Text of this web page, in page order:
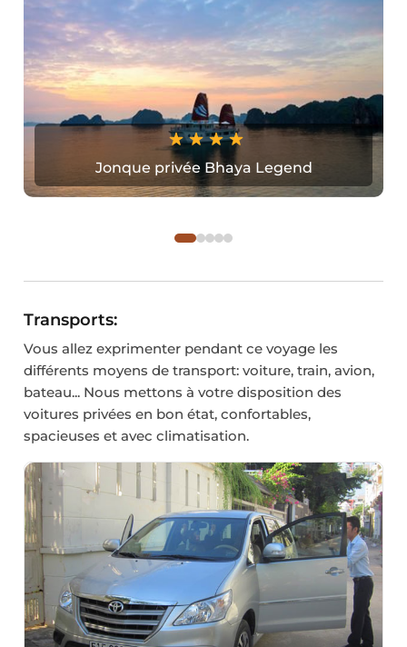
Jonque privée Bhaya Legend
Transports:
Vous allez exprimenter pendant ce voyage les
différents moyens de transport: voiture, train, avion,
bateau... Nous mettons à votre disposition des
voitures privées en bon état, confortables,
spacieuses et avec climatisation.